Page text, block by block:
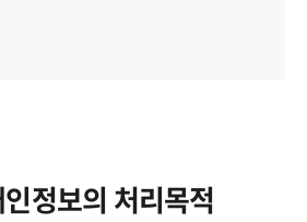
정보의 처리목적